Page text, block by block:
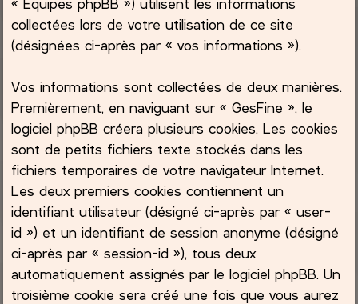
collectées lors de votre utilisation de ce site
(désignées ci-après par « vos informations »).
Vos informations sont collectées de deux manières.
Premièrement, en naviguant sur « GesFine », le
logiciel phpBB créera plusieurs cookies. Les cookies
sont de petits fichiers texte stockés dans les
fichiers temporaires de votre navigateur Internet.
Les deux premiers cookies contiennent un
identifiant utilisateur (désigné ci-après par « user-
id ») et un identifiant de session anonyme (désigné
ci-après par « session-id »), tous deux
automatiquement assignés par le logiciel phpBB. Un
troisième cookie sera créé une fois que vous aurez